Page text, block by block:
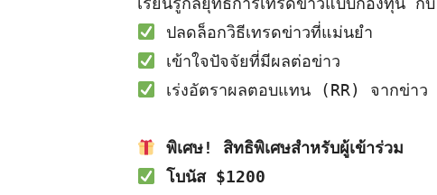
เร่งอัตราผลตอบแทน (RR) จากข่าว
พิเศษ! สิทธิพิเศษสำหรับผู้เข้าร่วม
โบนัส $1200